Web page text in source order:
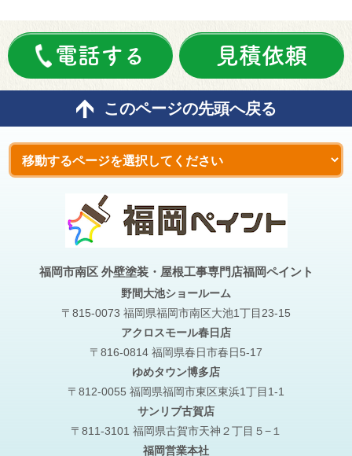
電話する 見積依頼
このページの先頭へ戻る
福岡市南区 外壁塗装・屋根工事専門店福岡ペイント
野間大池ショールーム
〒815-0073 福岡県福岡市南区大池1丁目23-15
アクロスモール春日店
〒816-0814 福岡県春日市春日5-17
ゆめタウン博多店
〒812-0055 福岡県福岡市東区東浜1丁目1-1
サンリブ古賀店
〒811-3101 福岡県古賀市天神２丁目５−１
福岡営業本社